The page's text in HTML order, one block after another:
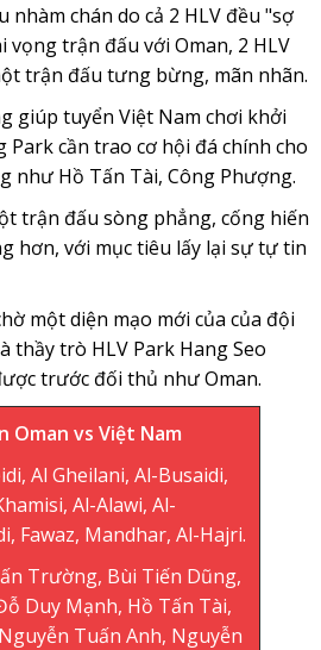
chán do cả 2 HLV đều "sợ
trận đấu với Oman, 2 HLV
trận đấu tưng bừng, mãn nhãn.
giúp tuyển Việt Nam chơi khởi
Park cần trao cơ hội đá chính cho
như Hồ Tấn Tài, Công Phượng.
trận đấu sòng phẳng, cống hiến
hơn, với mục tiêu lấy lại sự tự tin
một diện mạo mới của của đội
thầy trò HLV Park Hang Seo
trước đối thủ như Oman.
Oman vs Việt Nam
Al Gheilani, Al-Busaidi,
Al-Alawi, Al-
Fawaz, Mandhar, Al-Hajri.
Trường, Bùi Tiến Dũng,
Duy Mạnh, Hồ Tấn Tài,
Tuấn Anh, Nguyễn